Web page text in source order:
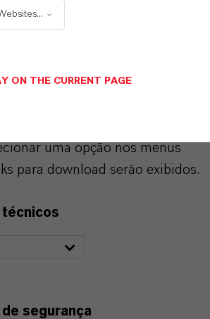
uma opção nos menus
para download serão exibidos.
técnicos
segurança
ON THE CURRENT PAGE